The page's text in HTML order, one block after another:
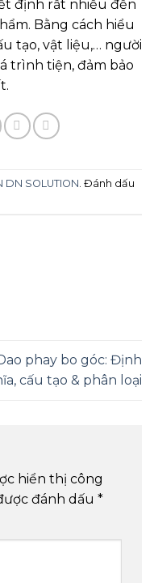
định rất nhiều đến
Bằng cách hiểu
tạo, vật liệu,… người
trình tiện, đảm bảo
DN SOLUTION . Đánh dấu
phay bo góc: Định
cấu tạo & phân loại
hiển thị công
đánh dấu *